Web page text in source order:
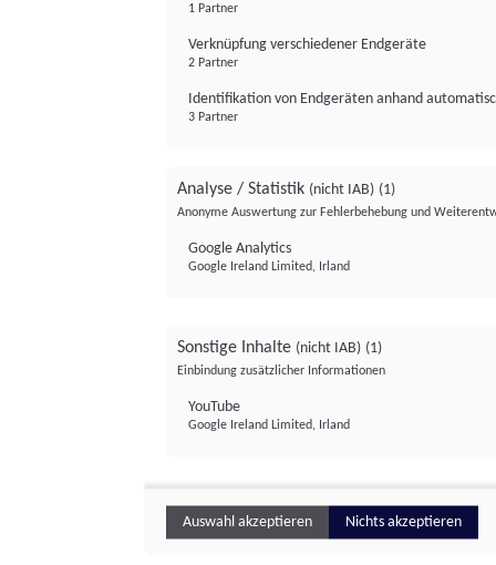
1 Partner
Verknüpfung verschiedener Endgeräte
2 Partner
Identifikation von Endgeräten anhand
3 Partner
Analyse / Statistik (nicht IAB) (1)
Anonyme Auswertung zur Fehlerbehebung und
Google Analytics
Google Ireland Limited, Irland
Sonstige Inhalte (nicht IAB) (1)
Einbindung zusätzlicher Informationen
YouTube
Google Ireland Limited, Irland
Auswahl akzeptieren Nichts akzeptieren